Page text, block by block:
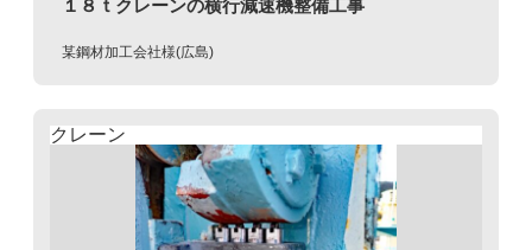
１８ｔクレーンの横行減速機整備工事
某鋼材加工会社様(広島)
クレーン